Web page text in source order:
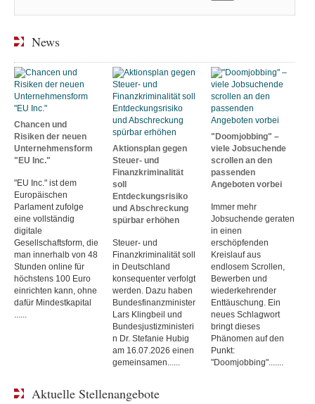
News
Chancen und
Risiken der neuen
Unternehmensform
"EU Inc."
"EU Inc." ist dem
Europäischen
Parlament zufolge
eine vollständig
digitale
Gesellschaftsform, die
man innerhalb von 48
Stunden online für
höchstens 100 Euro
einrichten kann, ohne
dafür Mindestkapital
Aktionsplan gegen
Steuer- und
Finanzkriminalität
soll
Entdeckungsrisiko
und Abschreckung
spürbar erhöhen
Steuer- und
Finanzkriminalität soll
in Deutschland
konsequenter verfolgt
werden. Dazu haben
Bundesfinanzminister
Lars Klingbeil und
Bundesjustizministeri
n Dr. Stefanie Hubig
am 16.07.2026 einen
gemeinsamen......
"Doomjobbing" –
viele Jobsuchende
scrollen an den
passenden
Angeboten vorbei
Immer mehr
Jobsuchende geraten
in einen
erschöpfenden
Kreislauf aus
endlosem Scrollen,
Bewerben und
wiederkehrender
Enttäuschung. Ein
neues Schlagwort
bringt dieses
Phänomen auf den
Punkt:
"Doomjobbing".......
Aktuelle Stellenangebote